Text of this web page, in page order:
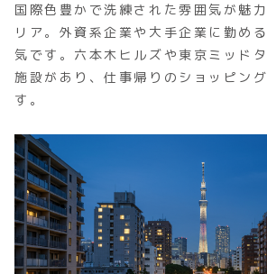
国際色豊かで洗練された雰囲気が魅
リア。外資系企業や大手企業に勤め
気です。六本木ヒルズや東京ミッド
施設があり、仕事帰りのショッピン
す。